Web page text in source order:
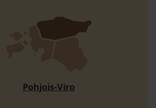
Pohjois-Viro